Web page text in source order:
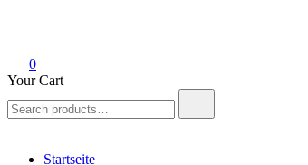
0
Your Cart
for:
Startseite